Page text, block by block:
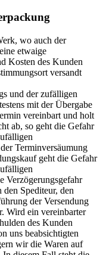
wo auch der
etwaige
Kosten des Kunden
versandt
und der zufälligen
mit der Übergabe
vereinbart und holt
ab, so geht die Gefahr
Terminversäumung
geht die Gefahr
Verzögerungsgefahr
Spediteur, den
der Versendung
Wird ein vereinbarter
des Kunden
uns beabsichtigten
wir die Waren auf